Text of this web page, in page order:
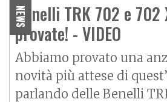
NEWS
Benelli TRK 702 e 702
provate! - VIDEO
Abbiamo provato una
novità più attese di
parlando delle Benelli